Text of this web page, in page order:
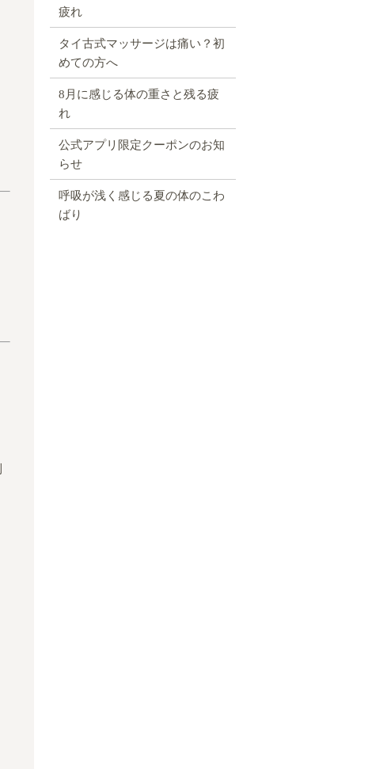
疲れ
タイ古式マッサージは痛い？初
めての方へ
8月に感じる体の重さと残る疲
れ
公式アプリ限定クーポンのお知
らせ
呼吸が浅く感じる夏の体のこわ
ばり